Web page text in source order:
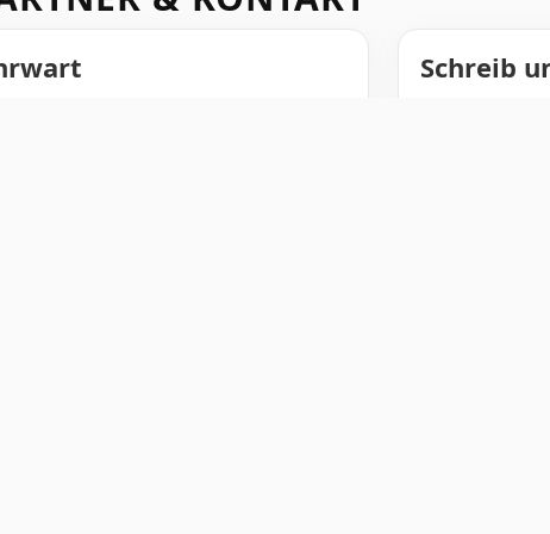
Schreib